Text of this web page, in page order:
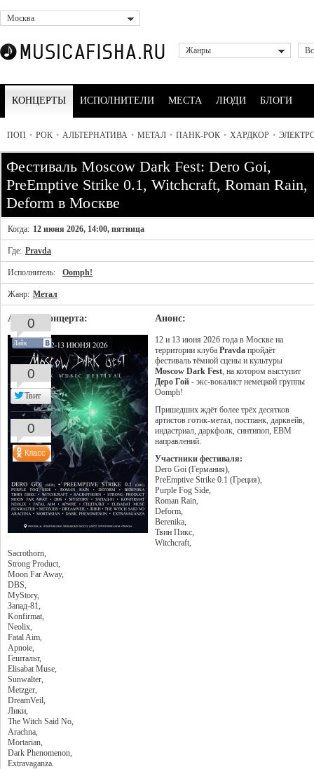
Москва
Жанры
КОНЦЕРТЫ ИСПОЛНИТЕЛИ МЕСТА ЛЮДИ БЛОГИ
ПОП • РОК • АЛЬТЕРНАТИВА • МЕТАЛ • ПАНК-РОК • ХАРДКОР •
Фестиваль Moscow Dark Fest: Dero Goi,
PreEmptive Strike 0.1, Witchcraft, Roman Rain,
Deform в Москве
Когда: 12 июня 2026, 14:00, пятница
Где: Pravda
Исполнитель: Oomph!
Жанр: Метал
Афиша концерта: Анонс:
12 и 13 июня 2026 года в Москве на
территории клуба Pravda пройдёт
фестиваль тёмной сцены и культуры
Moscow Dark Fest, на котором выступит
Деро Гой - экс-вокалист немецкой группы
Oomph!
Пришедших ждёт более трёх десятков
артистов готик-метал, постпанк, дарквейв,
индастриал, даркфолк, синтипоп, EBM
направлений.
Участники фестиваля:
Dero Goi (Германия),
PreEmptive Strike 0.1 (Греция),
Purple Fog Side,
Roman Rain,
Deform,
Berenika,
Твин Пикс,
Witchcraft,
Sacrothorn,
Strong Product,
Moon Far Away,
DBS,
MyStory,
Запад-81,
Konfirmat,
Neolix,
Fatal Aim,
Apnoie,
Гештальт,
Elisabat Muse,
Sunwalter,
Metzger,
DreamVeil,
Лики,
The Witch Said No,
Arachna,
Mortarian,
Dark Phenomenon,
Extravaganza.
0
Лайк
0
Твит
0